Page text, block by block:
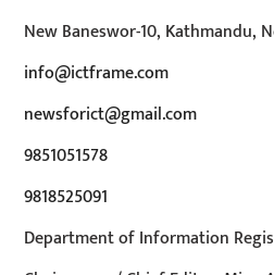
New Baneswor-10, Kathmandu,
info@ictframe.com
newsforict@gmail.com
9851051578
9818525091
Department of Information